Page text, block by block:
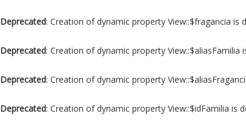
Deprecated: Creation of dynamic property View::$fragancia is
Deprecated: Creation of dynamic property View::$aliasFamilia
Deprecated: Creation of dynamic property
Deprecated: Creation of dynamic property View::$idFamilia is